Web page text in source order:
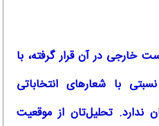
خارجی در آن قرار گرفته، با
با شعارهای انتخاباتی
ندارد. تحلیل‌تان از موقعیت